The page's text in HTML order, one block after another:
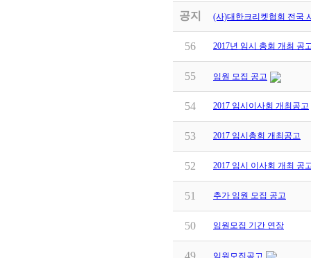
공지 (사)대한크리켓협회 전국
56 2017년 임시 총회 개최 공
55 임원 모집 공고
54 2017 임시이사회 개최공고
53 2017 임시총회 개최공고
52 2017 임시 이사회 개최 공
51 추가 임원 모집 공고
50 임원모집 기간 연장